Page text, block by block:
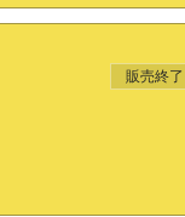
販売終了